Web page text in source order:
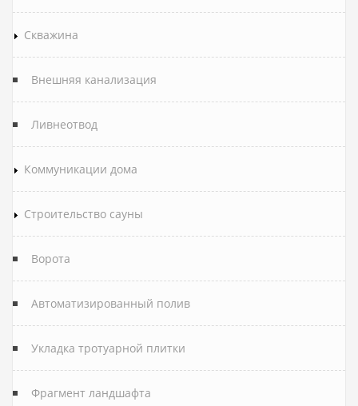
Скважина
Внешняя канализация
Ливнеотвод
Коммуникации дома
Строительство сауны
Ворота
Автоматизированный полив
Укладка тротуарной плитки
Фрагмент ландшафта